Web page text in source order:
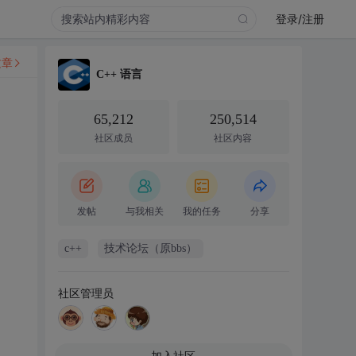
登录/注册
C++ 语言
65,212
社区成员
250,514
社区内容
发帖 与我相关 我的任务 分享
c++ 技术论坛（原bbs）
社区管理员